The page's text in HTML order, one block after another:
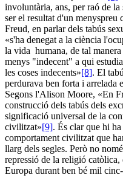
involuntària, ans, per raó de
ser el resultat d'un menyspreu
Freud, en parlar dels tabús
«s'ha denegat a la ciència
la vida humana, de tal
menys "indecent" a qui
les coses indecents»[8]. El
perdurava ben forta i arrelada
Segons l'Alison Moore, «En
construcció dels tabús dels
significació universal de la
civilitzat»[9]. És clar que hi
comportament civilitzat que
llarg dels segles. Però no
repressió de la religió
Europa durant ben bé mil